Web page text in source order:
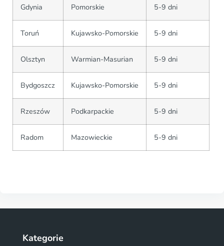
Gdynia Pomorskie 5-9 dni
Toruń Kujawsko-Pomorskie 5-9 dni
Olsztyn Warmian-Masurian 5-9 dni
Bydgoszcz Kujawsko-Pomorskie 5-9 dni
Rzeszów Podkarpackie 5-9 dni
Radom Mazowieckie 5-9 dni
Kategorie